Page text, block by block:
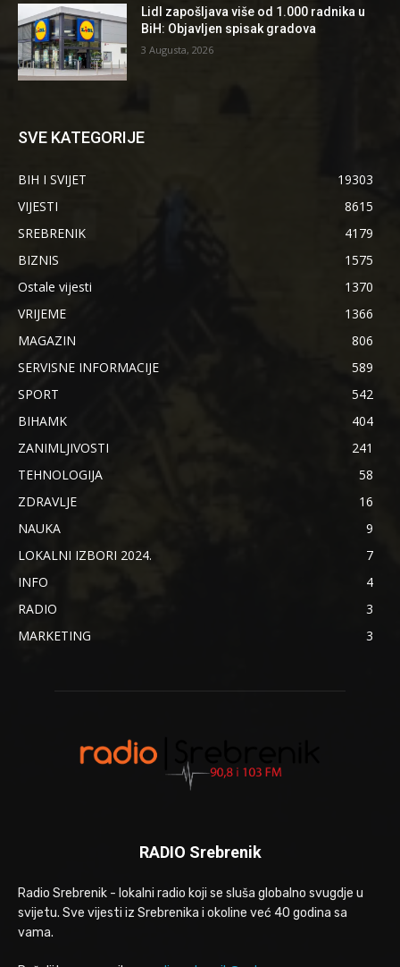
Lidl zapošljava više od 1.000 radnika u
BiH: Objavljen spisak gradova
3 Augusta, 2026
SVE KATEGORIJE
BIH I SVIJET
19303
VIJESTI
8615
SREBRENIK
4179
BIZNIS
1575
Ostale vijesti
1370
VRIJEME
1366
MAGAZIN
806
SERVISNE INFORMACIJE
589
SPORT
542
BIHAMK
404
ZANIMLJIVOSTI
241
TEHNOLOGIJA
58
ZDRAVLJE
16
NAUKA
9
LOKALNI IZBORI 2024.
7
INFO
4
RADIO
3
MARKETING
3
RADIO Srebrenik
Radio Srebrenik - lokalni radio koji se sluša globalno svugdje u
svijetu. Sve vijesti iz Srebrenika i okoline već 40 godina sa
vama.